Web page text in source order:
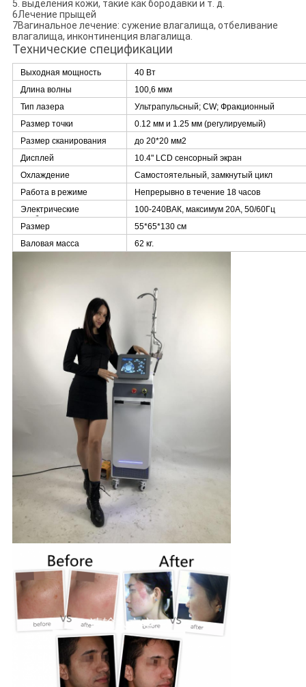
5. выделения кожи, такие как бородавки и т. д.
6Лечение прыщей
7Вагинальное лечение: сужение влагалища, отбеливание
влагалища, инконтиненция влагалища.
Технические спецификации
Выходная мощность
40 Вт
Длина волны
100,6 мкм
Тип лазера
Ультрапульсный; CW; Фракционный
Размер точки
0.12 мм и 1.25 мм (регулируемый)
Размер сканирования
до 20*20 мм2
Дисплей
10.4" LCD сенсорный экран
Охлаждение
Самостоятельный, замкнутый цикл
Работа в режиме
ожидания
Непрерывно в течение 18 часов
Электрические
требования
100-240ВАК, максимум 20А, 50/60Гц
Размер
55*65*130 см
Валовая масса
62 кг.